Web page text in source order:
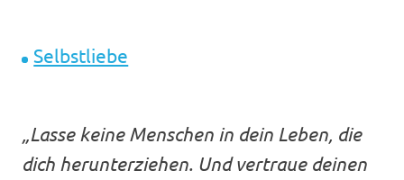
Selbstliebe
„Lasse keine Menschen in dein Leben, die
dich herunterziehen. Und vertraue deinen